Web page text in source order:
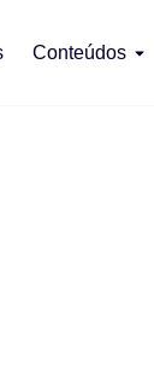
Conteúdos